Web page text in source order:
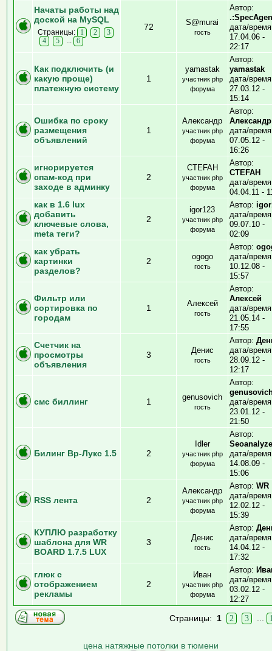
Начаты работы над
доской на MySQL
Страницы: 1 2
3
4
5 6
72 S@murai
гость
Автор:
дата/
17.04.06 -
22:17
Как подключить (и
какую проще)
платежную систему
1
yamastak
участник php
форума
Автор:
yamastak
дата/
27.03.12 -
15:14
Ошибка по сроку
размещения
объявлений
1
Александр
участник php
форума
Автор:
Александр
дата/
07.05.12 -
16:26
игнорируется
спам-код при
заходе в админку
2
CTEFAH
участник php
форума
Автор:
CTEFAH
дата/
04.04.11 -
как в 1.6 lux
добавить
ключевые слова,
meta теги?
2
igor123
участник php
форума
Автор:
дата/
09.07.10 -
02:09
как убрать
картинки
разделов?
2 ogogo
гость
Автор:
дата/
10.12.08 -
15:57
Фильтр или
сортировка по
городам
1 Алексей
гость
Автор:
Алексей
дата/
21.05.14 -
17:55
Счетчик на
просмотры
объявления
3 Денис
гость
Автор:
дата/
28.09.12 -
12:17
смс биллинг 1 genusovich
гость
Автор:
дата/
23.01.12 -
21:50
Билинг Вр-Лукс 1.5 2
Idler
участник php
форума
Автор:
дата/
14.08.09 -
15:06
RSS лента 2
Александр
участник php
форума
Автор: WR
дата/
12.02.12 -
15:39
КУПЛЮ разработку
шаблона для WR
BOARD 1.7.5 LUX
3 Денис
гость
Автор:
дата/
14.04.12 -
17:32
глюк с
отображением
рекламы
2
Иван
участник php
форума
Автор:
дата/
03.02.12 -
12:27
Страницы: 1 2 3
цена натяжные потолки в тюмени